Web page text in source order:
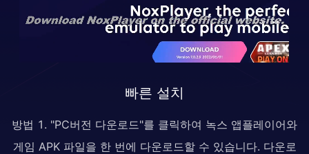
빠른 설치
방법 1. "PC버전 다운로드"를 클릭하여 녹스 앱플레이어와
게임 APK 파일을 한 번에 다운로드할 수 있습니다. 다운로